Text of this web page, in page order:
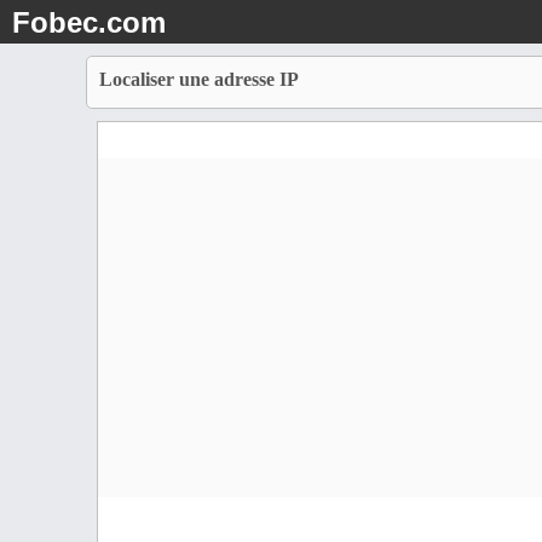
Fobec.com
Localiser une adresse IP